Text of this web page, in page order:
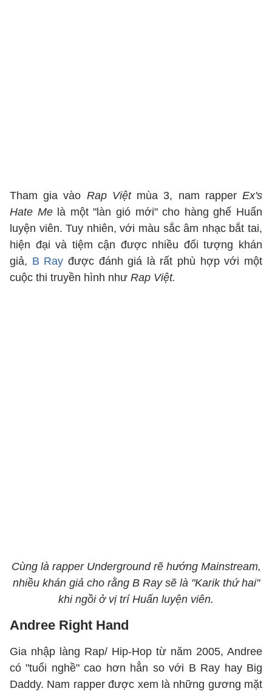
Tham gia vào Rap Việtmùa 3, nam rapperEx's
Hate Me là một "làn gió mới" cho hàng ghế Huấn
luyện viên. Tuy nhiên, với màu sắc âm nhạc bắt tai,
hiện đại và tiệm cận được nhiều đối tượng khán
giả, B Ray được đánh giá là rất phù hợp với một
cuộc thi truyền hình như Rap Việt.
Cùng là rapper Underground rẽ hướng Mainstream,
nhiều khán giả cho rằng B Ray sẽ là "Karik thứ hai"
khi ngồi ở vị trí Huấn luyện viên.
Andree Right Hand
Gia nhập làng Rap/ Hip-Hop từ năm 2005, Andree
có "tuổi nghề" cao hơn hẳn so với B Ray hay Big
Daddy. Nam rapper được xem là những gương mặt